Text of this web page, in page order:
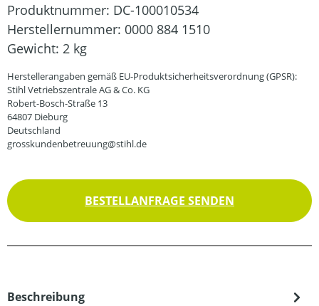
Produktnummer: DC-100010534
Herstellernummer: 0000 884 1510
Gewicht: 2 kg
Herstellerangaben gemäß EU-Produktsicherheitsverordnung (GPSR):
Stihl Vetriebszentrale AG & Co. KG
Robert-Bosch-Straße 13
64807 Dieburg
Deutschland
grosskundenbetreuung@stihl.de
BESTELLANFRAGE SENDEN
Beschreibung